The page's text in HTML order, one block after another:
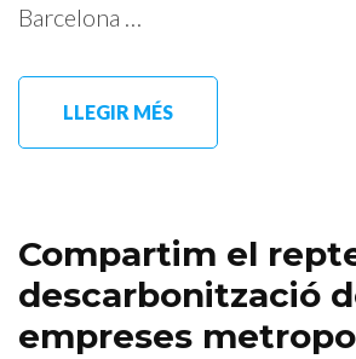
Barcelona …
LLEGIR MÉS
Compartim el
descarbonització
empreses